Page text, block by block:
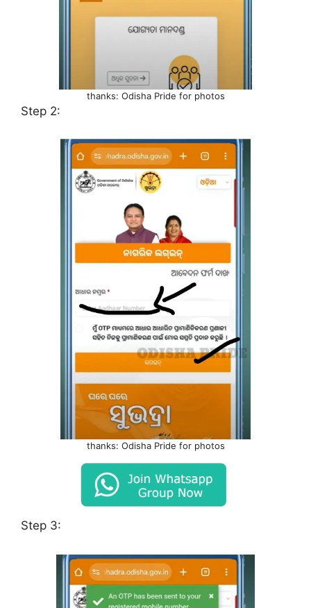
thanks: Odisha Pride for photos
Step 2:
thanks: Odisha Pride for photos
Step 3: